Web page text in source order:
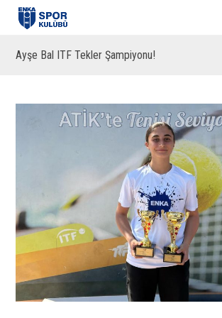
Ayşe Bal ITF Tekler Şampiyonu!